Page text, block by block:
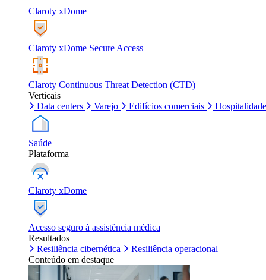
Claroty xDome
Claroty xDome Secure Access
Claroty Continuous Threat Detection (CTD)
Verticais
Data centers
Varejo Edifícios comerciais Hospitalidade
Saúde
Plataforma
Claroty xDome
Acesso seguro à assistência médica
Resultados
Resiliência cibernética
Resiliência operacional
Conteúdo em destaque